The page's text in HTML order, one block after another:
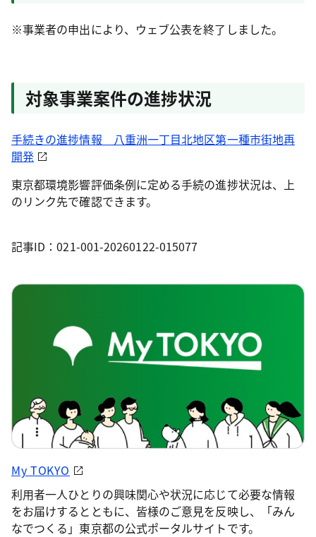
※事業者の申出により、ウェブ公表を終了しました。
対象事業案件の進捗状況
手続きの進捗情報 八重洲一丁目北地区第一種市街地再
開発
東京都環境影響評価条例に定める手続の進捗状況は、上
のリンク先で確認できます。
記事ID：021-001-20260122-015077
My TOKYO
利用者一人ひとりの興味関心や状況に応じて必要な情報
をお届けするとともに、皆様のご意見を反映し、「みん
なでつくる」東京都の公式ポータルサイトです。